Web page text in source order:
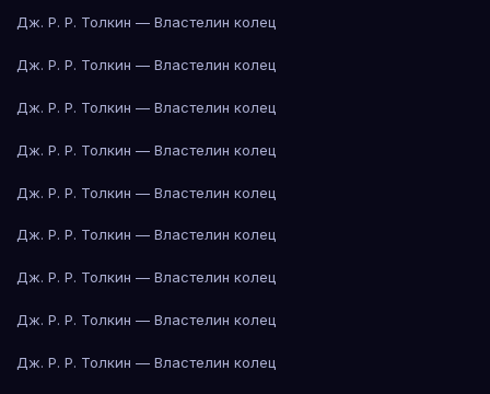
Дж. Р. Р. Толкин — Властелин колец
Дж. Р. Р. Толкин — Властелин колец
Дж. Р. Р. Толкин — Властелин колец
Дж. Р. Р. Толкин — Властелин колец
Дж. Р. Р. Толкин — Властелин колец
Дж. Р. Р. Толкин — Властелин колец
Дж. Р. Р. Толкин — Властелин колец
Дж. Р. Р. Толкин — Властелин колец
Дж. Р. Р. Толкин — Властелин колец